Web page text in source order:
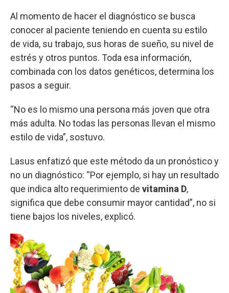
Al momento de hacer el diagnóstico se busca
conocer al paciente teniendo en cuenta su estilo
de vida, su trabajo, sus horas de sueño, su nivel de
estrés y otros puntos. Toda esa información,
combinada con los datos genéticos, determina los
pasos a seguir.
“No es lo mismo una persona más joven que otra
más adulta. No todas las personas llevan el mismo
estilo de vida”, sostuvo.
Lasus enfatizó que este método da un pronóstico y
no un diagnóstico: “Por ejemplo, si hay un resultado
que indica alto requerimiento de vitamina D,
significa que debe consumir mayor cantidad”, no si
tiene bajos los niveles, explicó.